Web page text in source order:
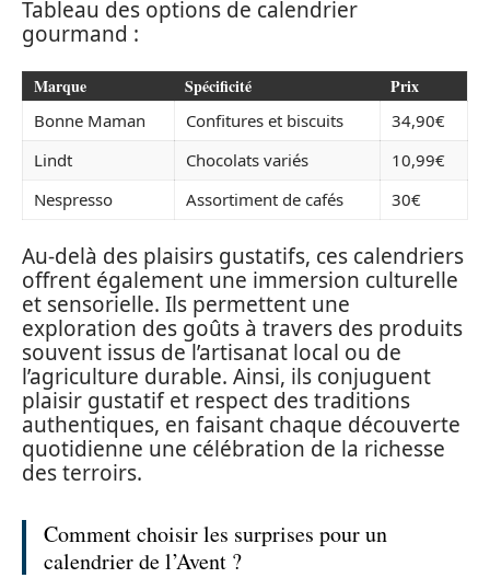
Tableau des options de calendrier
gourmand :
Marque Spécificité Prix
Bonne Maman Confitures et biscuits
34,90€
Lindt
Chocolats variés
10,99€
Nespresso
Assortiment de cafés 30€
Au-delà des plaisirs gustatifs, ces calendriers
offrent également une immersion culturelle
et sensorielle. Ils permettent une
exploration des goûts à travers des produits
souvent issus de l’artisanat local ou de
l’agriculture durable. Ainsi, ils conjuguent
plaisir gustatif et respect des traditions
authentiques, en faisant chaque découverte
quotidienne une célébration de la richesse
des terroirs.
Comment choisir les surprises pour un
calendrier de l’Avent ?